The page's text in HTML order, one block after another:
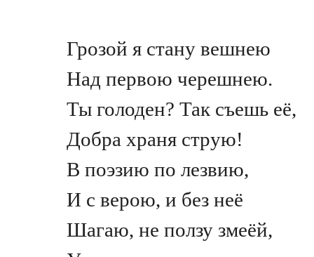
Грозой я стану вешнею
Над первою черешнею.
Ты голоден? Так съешь её,
Добра храня струю!
В поэзию по лезвию,
И с верою, и без неё
Шагаю, не ползу змеёй,